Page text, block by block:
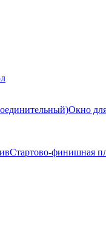
Окно
Стартово-финишная